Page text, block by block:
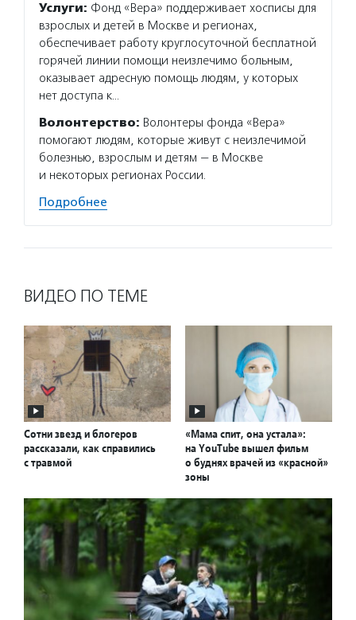
Услуги: Фонд «Вера» поддерживает хосписы для
взрослых и детей в Москве и регионах,
обеспечивает работу круглосуточной бесплатной
горячей линии помощи неизлечимо больным,
оказывает адресную помощь людям, у которых
нет доступа к…
Волонтерство: Волонтеры фонда «Вера»
помогают людям, которые живут с неизлечимой
болезнью, взрослым и детям — в Москве
и некоторых регионах России.
Подробнее
ВИДЕО ПО ТЕМЕ
Сотни звезд и блогеров
рассказали, как справились
с травмой
«Мама спит, она устала»:
на YouTube вышел фильм
о буднях врачей из «красной»
зоны